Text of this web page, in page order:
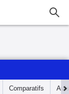
Comparatifs Avis